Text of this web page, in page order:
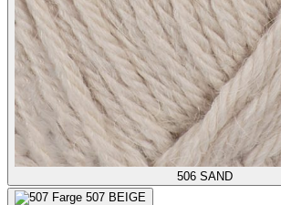
506 SAND
507 BEIGE